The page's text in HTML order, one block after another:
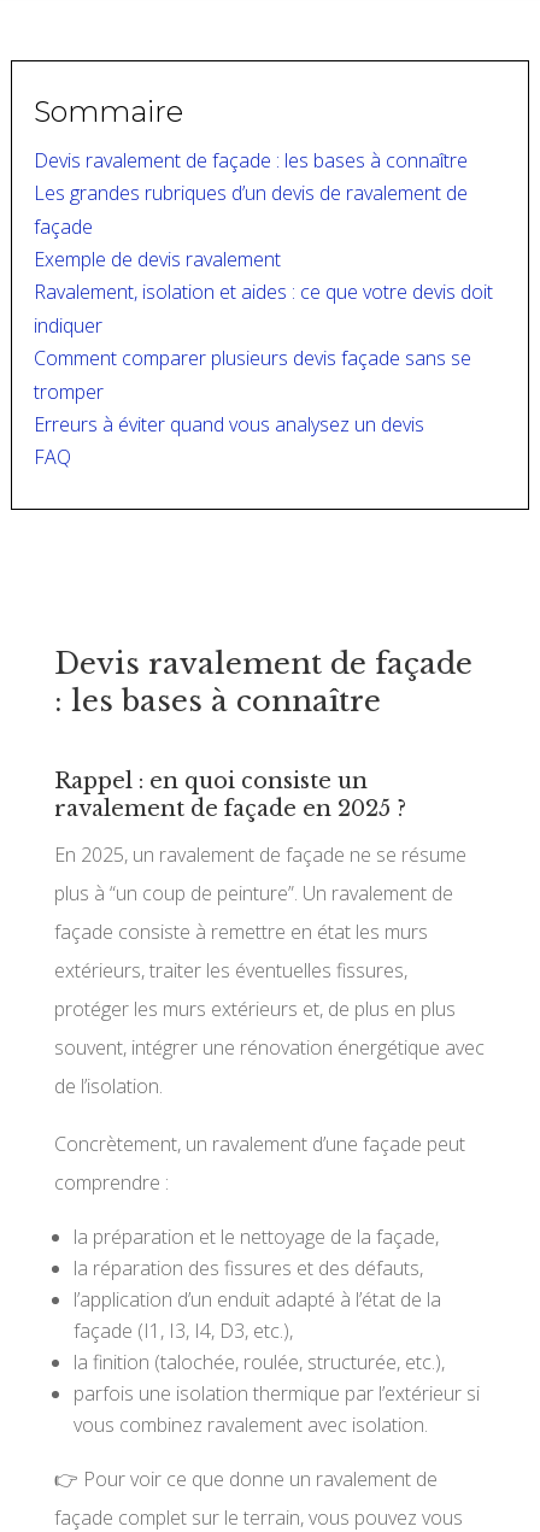
Sommaire
Devis ravalement de façade : les bases à connaître
Les grandes rubriques d’un devis de ravalement de
façade
Exemple de devis ravalement
Ravalement, isolation et aides : ce que votre devis doit
indiquer
Comment comparer plusieurs devis façade sans se
tromper
Erreurs à éviter quand vous analysez un devis
FAQ
Devis ravalement de façade
: les bases à connaître
Rappel : en quoi consiste un
ravalement de façade en 2025 ?
En 2025, un ravalement de façade ne se résume
plus à “un coup de peinture”. Un ravalement de
façade consiste à remettre en état les murs
extérieurs, traiter les éventuelles fissures,
protéger les murs extérieurs et, de plus en plus
souvent, intégrer une rénovation énergétique avec
de l’isolation.
Concrètement, un ravalement d’une façade peut
comprendre :
la préparation et le nettoyage de la façade,
la réparation des fissures et des défauts,
l’application d’un enduit adapté à l’état de la
façade (I1, I3, I4, D3, etc.),
la finition (talochée, roulée, structurée, etc.),
parfois une isolation thermique par l’extérieur si
vous combinez ravalement avec isolation.
👉 Pour voir ce que donne un ravalement de
façade complet sur le terrain, vous pouvez vous